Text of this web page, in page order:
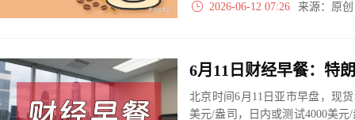
2026-06-12 07:26 来源：原
北京时间6月11日亚市早盘，现
美元/盎司，日内或测试4000美